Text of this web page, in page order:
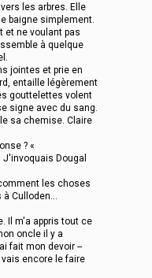
les arbres. Elle
baigne simplement.
et ne voulant pas
à quelque
jointes et prie en
entaille légèrement
gouttelettes volent
signe avec du sang.
sa chemise. Claire
? «
J'invoquais Dougal
les choses
Culloden...
Il m'a appris tout ce
oncle il y a
fait mon devoir --
encore le faire